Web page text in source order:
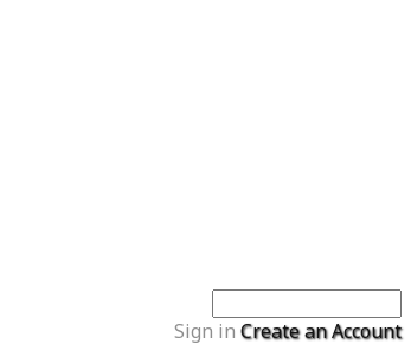
Sign in Create an Account